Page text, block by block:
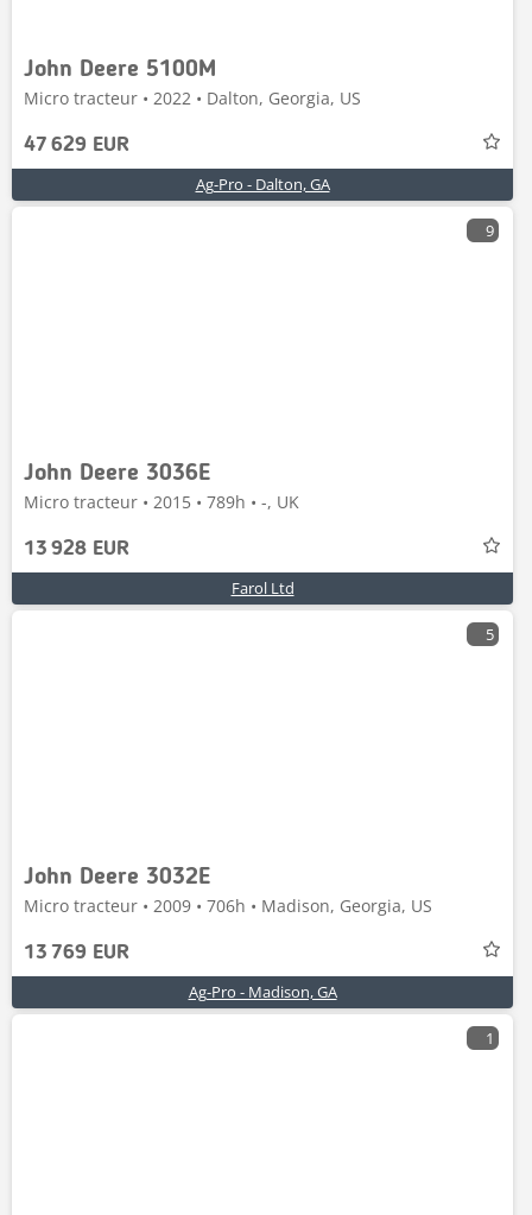
John Deere 5100M
Micro tracteur • 2022 • Dalton, Georgia, US
47 629 EUR
Ag-Pro - Dalton, GA
9
John Deere 3036E
Micro tracteur • 2015 • 789h • -, UK
13 928 EUR
Farol Ltd
5
John Deere 3032E
Micro tracteur • 2009 • 706h • Madison, Georgia, US
13 769 EUR
Ag-Pro - Madison, GA
1